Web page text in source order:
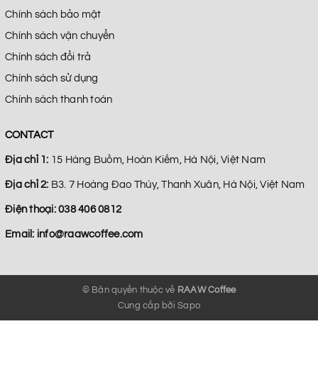
Chính sách bảo mật
Chính sách vận chuyển
Chính sách đổi trả
Chính sách sử dụng
Chính sách thanh toán
CONTACT
Địa chỉ 1: 15 Hàng Buồm, Hoàn Kiếm, Hà Nội, Việt Nam
Địa chỉ 2: B3. 7 Hoàng Đao Thúy, Thanh Xuân, Hà Nội, Việt Nam
Điện thoại: 038 406 0812
Email: info@raawcoffee.com
© Bản quyền thuộc về RAAW Coffee
Cung cấp bởiSapo